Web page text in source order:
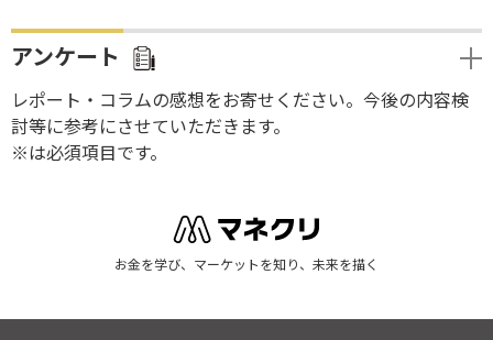
アンケート
レポート・コラムの感想をお寄せください。今後の内容検
討等に参考にさせていただきます。
※は必須項目です。
お金を学び、マーケットを知り、未来を描く